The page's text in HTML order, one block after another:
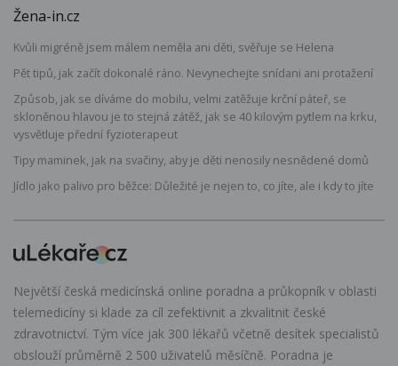
Žena-in.cz
Kvůli migréně jsem málem neměla ani děti, svěřuje se Helena
Pět tipů, jak začít dokonalé ráno. Nevynechejte snídani ani protažení
Způsob, jak se díváme do mobilu, velmi zatěžuje krční páteř, se
skloněnou hlavou je to stejná zátěž, jak se 40 kilovým pytlem na krku,
vysvětluje přední fyzioterapeut
Tipy maminek, jak na svačiny, aby je děti nenosily nesnědené domů
Jídlo jako palivo pro běžce: Důležité je nejen to, co jíte, ale i kdy to jíte
Největší česká medicínská online poradna a průkopník v oblasti
telemedicíny si klade za cíl zefektivnit a zkvalitnit české
zdravotnictví. Tým více jak 300 lékařů včetně desítek specialistů
obslouží průměrně 2 500 uživatelů měsíčně. Poradna je